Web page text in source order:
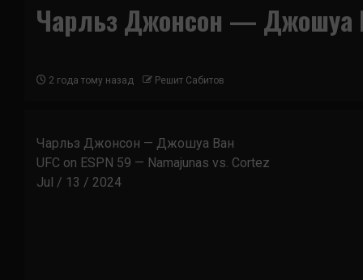
Чарльз Джонсон — Джошуа
2 года тому назад Решит Сабитов
Чарльз Джонсон — Джошуа Ван
UFC on ESPN 59 — Namajunas vs. Cortez
Jul / 13 / 2024